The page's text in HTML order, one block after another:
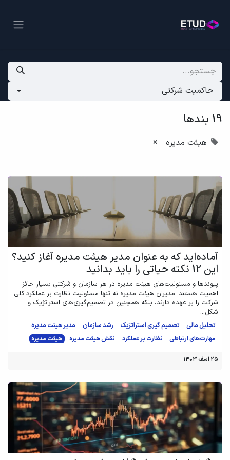
حاکمیت شرکتی
19 بندها
هیئت مدیره ×
آماده‌اید که به عنوان مدیر هیئت مدیره آغاز کنید؟
این 12 نکته حیاتی را باید بدانید
پیوندها و مسئولیت‌های هیئت مدیره در هر سازمان و شرکتی بسیار حائز
اهمیت هستند. مدیران هیئت مدیره نه تنها مسئولیت نظارت بر عملکرد کلی
شرکت را بر عهده دارند، بلکه همچنین در تصمیم‌گیری‌های استراتژیک و
شکل...
تحلیل مالی تصمیم گیری استراتژیک رشد سازمان
مدیر هیئت مدیره
مهارت‌های ارتباطی
نظارت بر عملکرد نقش هیئت مدیره هیئت مدیره
۲۵ اسف ۱۴۰۳